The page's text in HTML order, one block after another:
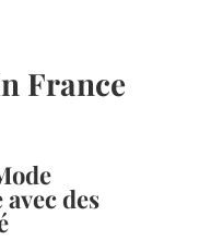
France
des